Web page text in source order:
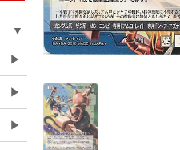
▼
▶
▶
▶